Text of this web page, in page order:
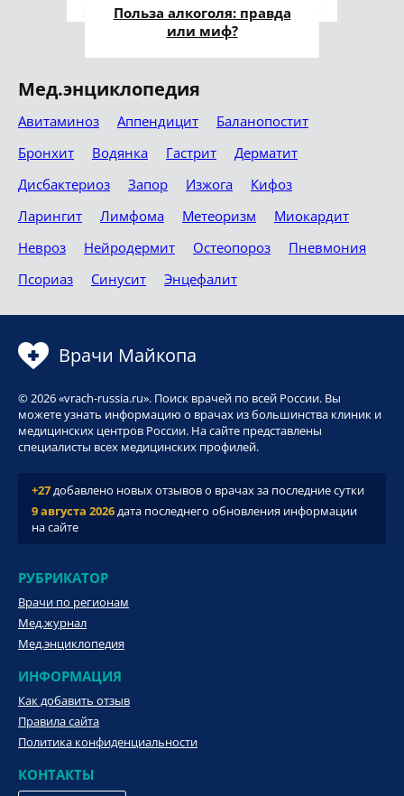
Польза алкоголя: правда
или миф?
Мед.энциклопедия
Авитаминоз Аппендицит
Баланопостит
Бронхит
Водянка Гастрит
Дерматит
Дисбактериоз
Запор Изжога
Кифоз
Ларингит
Лимфома Метеоризм
Миокардит
Невроз
Нейродермит Остеопороз
Пневмония
Псориаз
Синусит Энцефалит
Врачи Майкопа
© 2026 «vrach-russia.ru». Поиск врачей по всей России. Вы
можете узнать информацию о врачах из большинства клиник и
медицинских центров России. На сайте представлены
специалисты всех медицинских профилей.
+27добавлено новых отзывов о врачах за последние сутки
9 августа 2026дата последнего обновления информации
на сайте
РУБРИКАТОР
Врачи по регионам
Мед.журнал
Мед.энциклопедия
ИНФОРМАЦИЯ
Как добавить отзыв
Правила сайта
Политика конфиденциальности
КОНТАКТЫ